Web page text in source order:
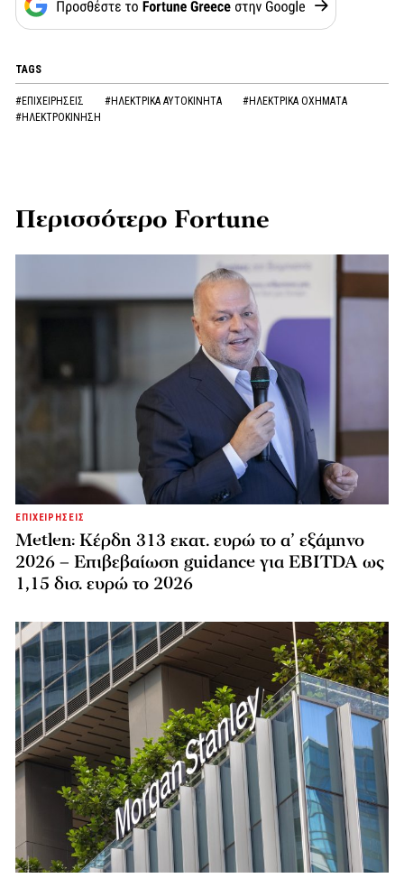
TAGS
#ΕΠΙΧΕΙΡΗΣΕΙΣ #ΗΛΕΚΤΡΙΚΑ ΑΥΤΟΚΙΝΗΤΑ
#ΗΛΕΚΤΡΙΚΑ ΟΧΗΜΑΤΑ
#ΗΛΕΚΤΡΟΚΙΝΗΣΗ
Περισσότερο Fortune
ΕΠΙΧΕΙΡΗΣΕΙΣ
Metlen: Κέρδη 313 εκατ. ευρώ το α’ εξάμηνο
2026 – Επιβεβαίωση guidance για EBITDA ως
1,15 δισ. ευρώ το 2026